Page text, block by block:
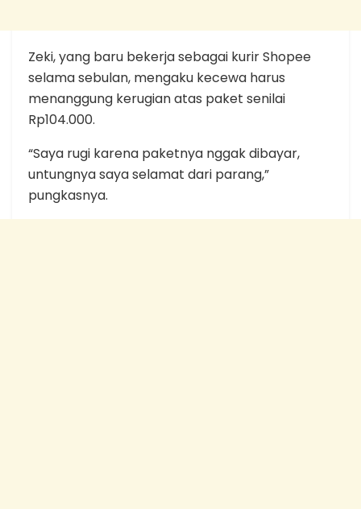
Zeki, yang baru bekerja sebagai kurir Shopee
selama sebulan, mengaku kecewa harus
menanggung kerugian atas paket senilai
Rp104.000.
“Saya rugi karena paketnya nggak dibayar,
untungnya saya selamat dari parang,”
pungkasnya.